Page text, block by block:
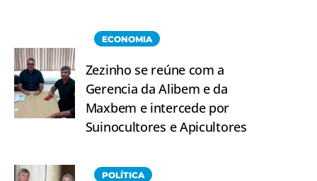
ECONOMIA
Zezinho se reúne com a
Gerencia da Alibem e da
Maxbem e intercede por
Suinocultores e Apicultores
POLÍTICA